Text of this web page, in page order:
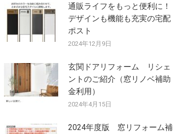
通販ライフをもっと便利に！
デザインも機能も充実の宅配
ポスト
2024年12月9日
玄関ドアリフォーム リシェ
ントのご紹介（窓リノベ補助
金利用）
2024年4月15日
2024年度版 窓リフォーム補